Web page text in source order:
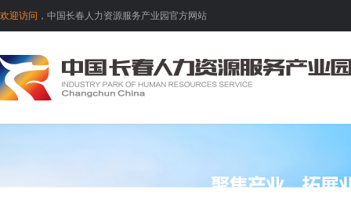
欢迎访问， 中国长春人力资源服务产业园官方网站